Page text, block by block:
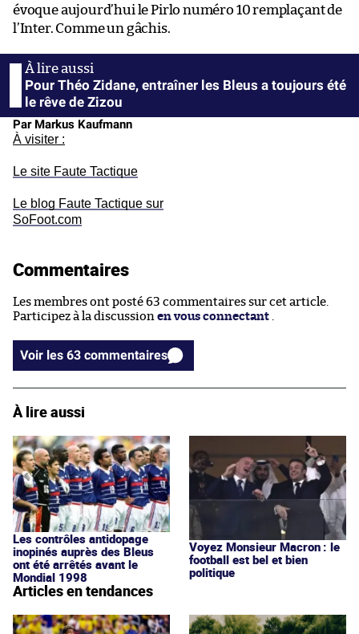
évoque aujourd’hui le Pirlo numéro 10 remplaçant de
l’Inter. Comme un gâchis.
Pour Théo Zidane, entraîner les Bleus a toujours été
le rêve de Zizou
Par Markus Kaufmann
À visiter :
Le site Faute Tactique
Le blog Faute Tactique sur
SoFoot.com
Commentaires
Les membres ont posté 63 commentaires sur cet article.
Participez à la discussion en vous connectant .
Voir les 63 commentaires
À lire aussi
Les contrôles antidopage
inopinés auprès des Bleus
ont été arrêtés avant le
Mondial 1998
Voyez Monsieur Macron : le
football est bel et bien
politique
Articles en tendances